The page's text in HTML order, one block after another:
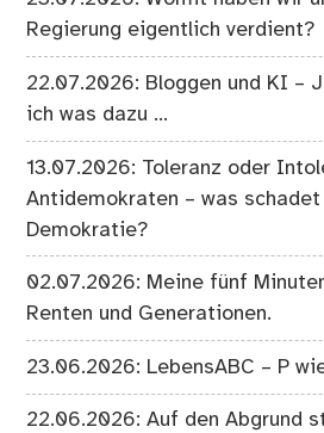
Regierung eigentlich verdient?
22.07.2026: Bloggen und KI –
ich was dazu …
13.07.2026: Toleranz oder
Antidemokraten – was
Demokratie?
02.07.2026: Meine fünf
Renten und Generationen.
23.06.2026: LebensABC – P
22.06.2026: Auf den Abgrund